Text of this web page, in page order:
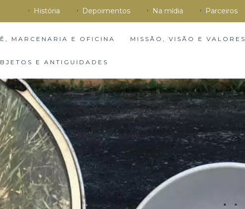
História Depoimentos Na mídia Parceiros
MARCENARIA E OFICINA MISSÃO, VISÃO E VALORES
E ANTIGUIDADES